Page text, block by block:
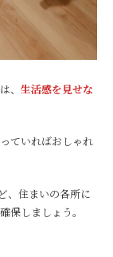
、 生活感を見せな
ていればおしゃれ
、住まいの各所に
保しましょう。